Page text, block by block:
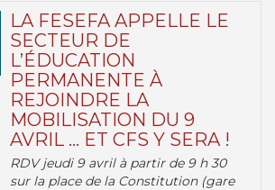
LA FESEFA APPELLE LE
SECTEUR DE
L’ÉDUCATION
PERMANENTE À
REJOINDRE LA
MOBILISATION DU 9
AVRIL … ET CFS Y SERA !
RDV jeudi 9 avril à partir de 9 h 30
sur la place de la Constitution (gare